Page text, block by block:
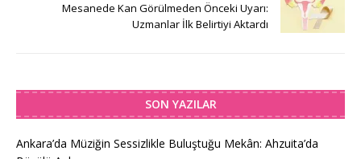
Mesanede Kan Görülmeden Önceki Uyarı:
Uzmanlar İlk Belirtiyi Aktardı
SON YAZILAR
Ankara’da Müziğin Sessizlikle Buluştuğu Mekân: Ahzuita’da